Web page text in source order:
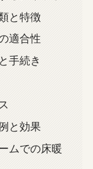
と特徴
適合性
手続き
と効果
ムでの床暖